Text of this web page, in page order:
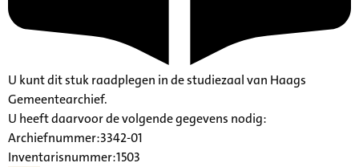
U kunt dit stuk raadplegen in de studiezaal van Haags
Gemeentearchief.
U heeft daarvoor de volgende gegevens nodig:
Archiefnummer:3342-01
Inventarisnummer:1503